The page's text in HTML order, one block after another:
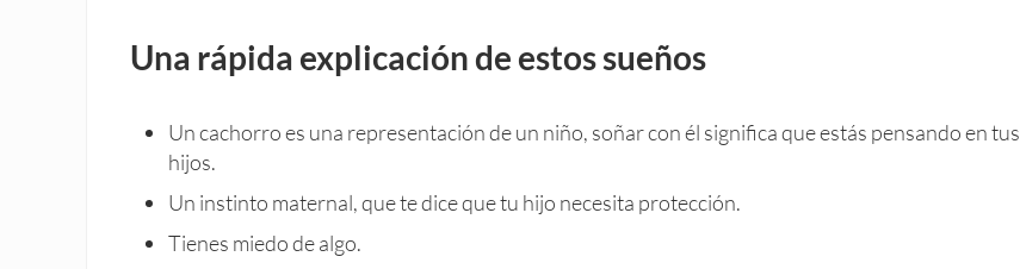
Una rápida explicación de estos sueños
Un cachorro es una representación de un niño, soñar con él significa que estás pensando en tus
hijos.
Un instinto maternal, que te dice que tu hijo necesita protección.
Tienes miedo de algo.